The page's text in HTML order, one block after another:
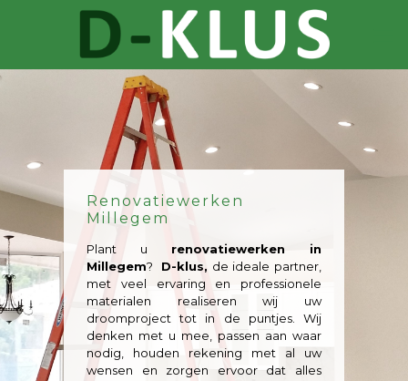
Renovatiewerken
Millegem
Plant u renovatiewerken in
Millegem? D-klus, de ideale partner,
met veel ervaring en professionele
materialen realiseren wij uw
droomproject tot in de puntjes. Wij
denken met u mee, passen aan waar
nodig, houden rekening met al uw
wensen en zorgen ervoor dat alles